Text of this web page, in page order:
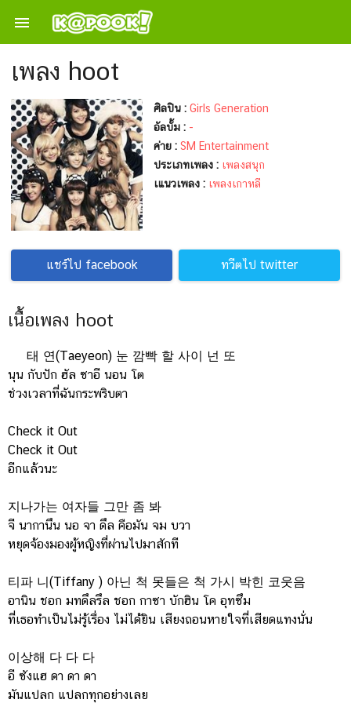

เพลง hoot
ศิลปิน : Girls Generation
อัลบั้ม : -
ค่าย : SM Entertainment
ประเภทเพลง : เพลงสนุก
เแนวเพลง : เพลงเกาหลี
แชร์ไป facebook ทวีตไป twitter
เนื้อเพลง hoot
태 연(Taeyeon) 눈 깜빡 할 사이 넌 또
นุน กับปัก ฮัล ซาอี นอน โต
ช่วงเวลาที่ฉันกระพริบตา
Check it Out
Check it Out
อีกแล้วนะ
지나가는 여자들 그만 좀 봐
จี นากานึน นอ จา ดึล คือมัน จม บวา
หยุดจ้องมองผู้หญิงที่ผ่านไปมาสักที
티파 니(Tiffany ) 아닌 척 못들은 척 가시 박힌 코웃음
อานิน ชอก มทดึลรึล ชอก กาซา บักฮิน โค อุทซึม
ที่เธอทำเป็นไม่รู้เรื่อง ไม่ได้ยิน เสียงถอนหายใจที่เสียดแทงนั่น
이상해 다 다 다
อี ซังแฮ ดา ดา ดา
มันแปลก แปลกทุกอย่างเลย